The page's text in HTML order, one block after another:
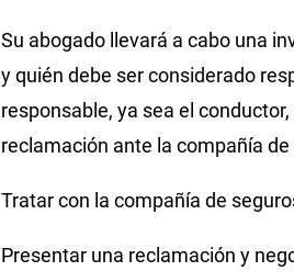
Su abogado llevará a cabo una
y quién debe ser considerado
responsable, ya sea el
reclamación ante la compañía
Tratar con la compañía de
Presentar una reclamación y